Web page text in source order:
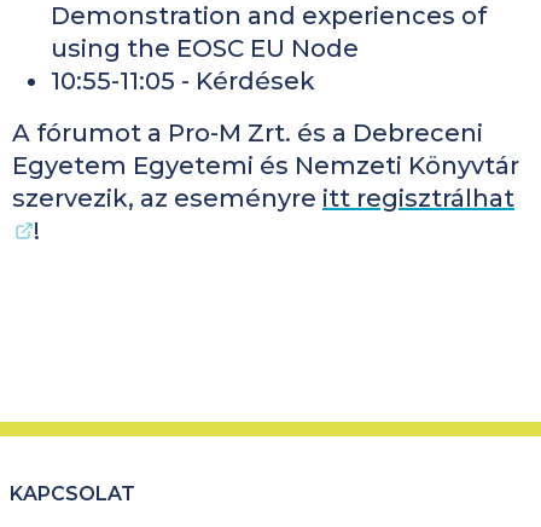
Demonstration and experiences of
using the EOSC EU Node
10:55-11:05 - Kérdések
A fórumot a Pro-M Zrt. és a Debreceni
Egyetem Egyetemi és Nemzeti Könyvtár
szervezik, az eseményre itt regisztrálhat
!
KAPCSOLAT